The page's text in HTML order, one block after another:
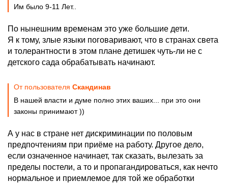
Им было 9-11 Лет..
По нынешним временам это уже большие дети.
Я к тому, злые языки поговаривают, что в странах света
и толерантности в этом плане детишек чуть-ли не с
детского сада обрабатывать начинают.
От пользователя Скандинав
В нашей власти и думе полно этих ваших... при это они
законы принимают ))
А у нас в стране нет дискриминации по половым
предпочтениям при приёме на работу. Другое дело,
если означенное начинает, так сказать, вылезать за
пределы постели, а то и пропагандироваться, как нечто
нормальное и приемлемое для той же обработки